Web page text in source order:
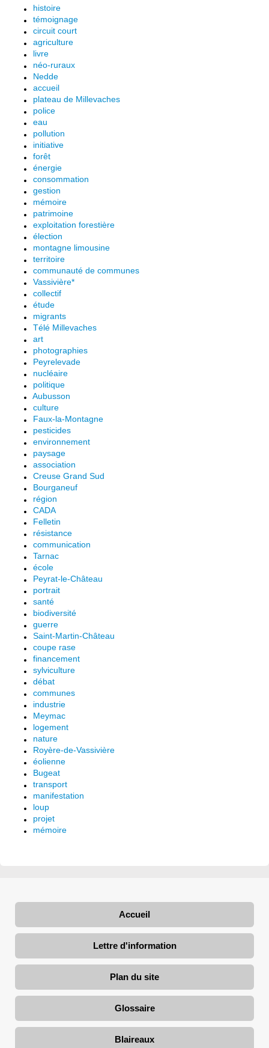
histoire
témoignage
circuit court
agriculture
livre
néo-ruraux
Nedde
accueil
plateau de Millevaches
police
eau
pollution
initiative
forêt
énergie
consommation
gestion
mémoire
patrimoine
exploitation forestière
élection
montagne limousine
territoire
communauté de communes
Vassivière*
collectif
étude
migrants
Télé Millevaches
art
photographies
Peyrelevade
nucléaire
politique
Aubusson
culture
Faux-la-Montagne
pesticides
environnement
paysage
association
Creuse Grand Sud
Bourganeuf
région
CADA
Felletin
résistance
communication
Tarnac
école
Peyrat-le-Château
portrait
santé
biodiversité
guerre
Saint-Martin-Château
coupe rase
financement
sylviculture
débat
communes
industrie
Meymac
logement
nature
Royère-de-Vassivière
éolienne
Bugeat
transport
manifestation
loup
projet
mémoire
Accueil
Lettre d'information
Plan du site
Glossaire
Blaireaux